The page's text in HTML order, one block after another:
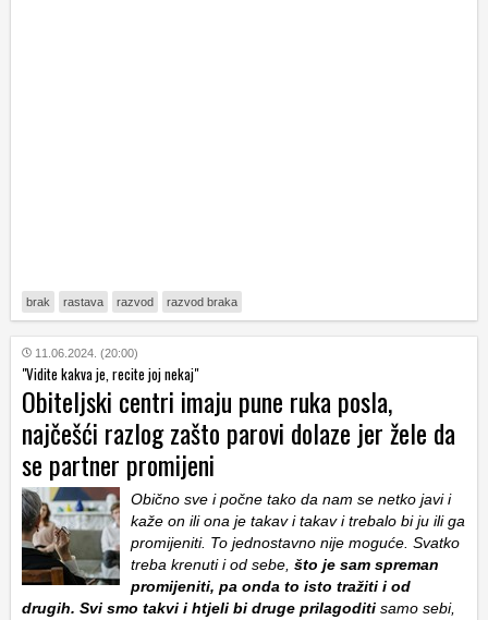
brak rastava razvod razvod braka
11.06.2024. (20:00)
"Vidite kakva je, recite joj nekaj"
Obiteljski centri imaju pune ruka posla,
najčešći razlog zašto parovi dolaze jer žele da
se partner promijeni
Obično sve i počne tako da nam se netko javi i
kaže on ili ona je takav i takav i trebalo bi ju ili ga
promijeniti. To jednostavno nije moguće. Svatko
treba krenuti i od sebe, što je sam spreman
promijeniti, pa onda to isto tražiti i od
drugih. Svi smo takvi i htjeli bi druge prilagoditi samo sebi,